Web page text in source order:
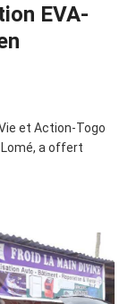
EVA-
et Action-Togo
Lomé, a offert